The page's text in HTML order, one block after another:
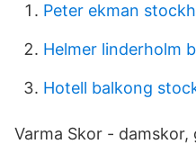
Peter ekman
Helmer linderholm
Hotell balkong
Varma Skor -